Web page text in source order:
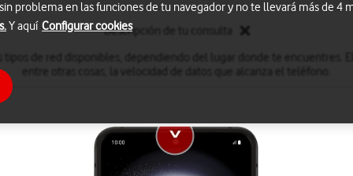
Descripción de tu consulta
problema en las funciones de tu navegador y no te llevará más de 4
Y aquí Configurar cookies